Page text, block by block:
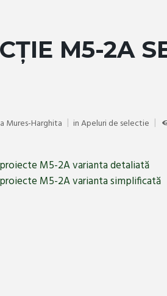
M5-2A
Mures-Harghita inApeluri de selectie
M5-2A varianta detaliată
M5-2A varianta simplificată